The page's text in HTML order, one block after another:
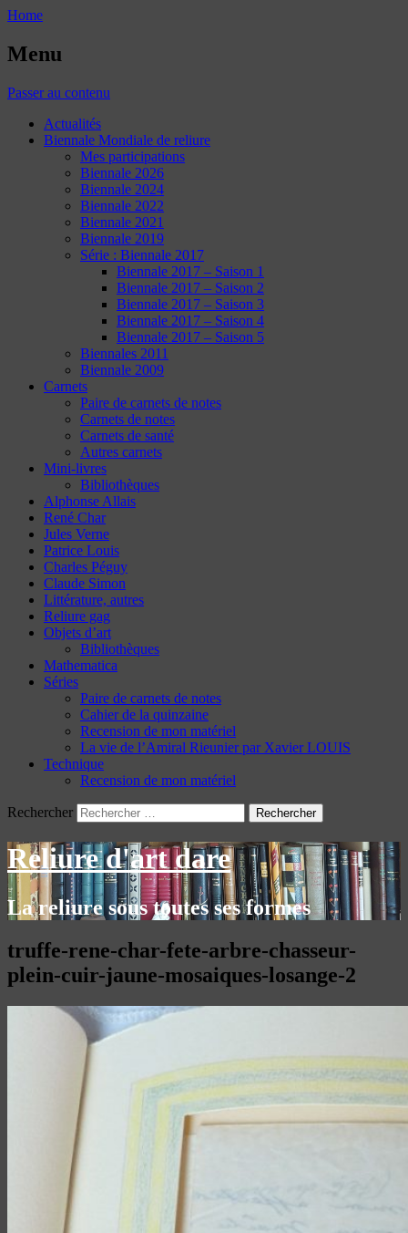
Home
Menu
Passer au contenu
Actualités
Biennale Mondiale de reliure
Mes participations
Biennale 2026
Biennale 2024
Biennale 2022
Biennale 2021
Biennale 2019
Série : Biennale 2017
Biennale 2017 – Saison 1
Biennale 2017 – Saison 2
Biennale 2017 – Saison 3
Biennale 2017 – Saison 4
Biennale 2017 – Saison 5
Biennales 2011
Biennale 2009
Carnets
Paire de carnets de notes
Carnets de notes
Carnets de santé
Autres carnets
Mini-livres
Bibliothèques
Alphonse Allais
René Char
Jules Verne
Patrice Louis
Charles Péguy
Claude Simon
Littérature, autres
Reliure gag
Objets d’art
Bibliothèques
Mathematica
Séries
Paire de carnets de notes
Cahier de la quinzaine
Recension de mon matériel
La vie de l’Amiral Rieunier par Xavier LOUIS
Technique
Recension de mon matériel
Rechercher
Reliure d'art dare
La reliure sous toutes ses formes
truffe-rene-char-fete-arbre-chasseur-
plein-cuir-jaune-mosaiques-losange-2